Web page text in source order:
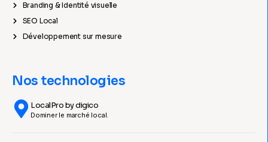
Branding & Identité visuelle
SEO Local
Développement sur mesure
Nos technologies
LocalPro by digico
Dominer le marché local.